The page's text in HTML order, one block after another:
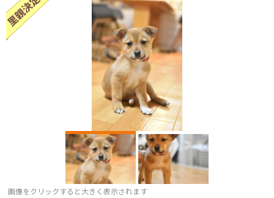
画像をクリックすると大きく表示されます